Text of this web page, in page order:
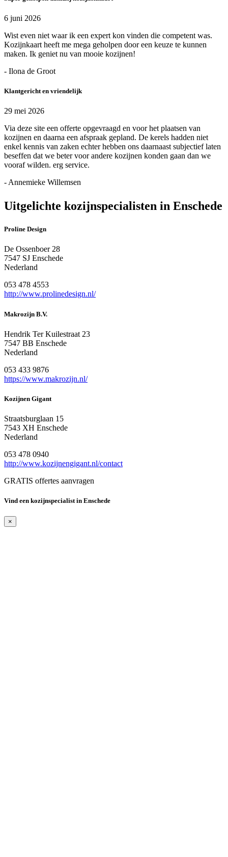
6 juni 2026
Wist even niet waar ik een expert kon vinden die competent was.
Kozijnkaart heeft me mega geholpen door een keuze te kunnen
maken. Ik geniet nu van mooie kozijnen!
- Ilona de Groot
Klantgericht en vriendelijk
29 mei 2026
Via deze site een offerte opgevraagd en voor het plaatsen van
kozijnen en daarna een afspraak gepland. De kerels hadden niet
enkel kennis van zaken echter hebben ons daarnaast subjectief laten
beseffen dat we beter voor andere kozijnen konden gaan dan we
vooraf wilden. erg service.
- Annemieke Willemsen
Uitgelichte kozijnspecialisten in Enschede
Proline Design
De Ossenboer 28
7547 SJ Enschede
Nederland
053 478 4553
http://www.prolinedesign.nl/
Makrozijn B.V.
Hendrik Ter Kuilestraat 23
7547 BB Enschede
Nederland
053 433 9876
https://www.makrozijn.nl/
Kozijnen Gigant
Straatsburglaan 15
7543 XH Enschede
Nederland
053 478 0940
http://www.kozijnengigant.nl/contact
GRATIS offertes aanvragen
Vind een kozijnspecialist in Enschede
×